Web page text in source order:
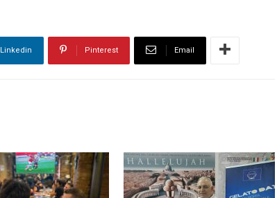
Linkedin Pinterest Email